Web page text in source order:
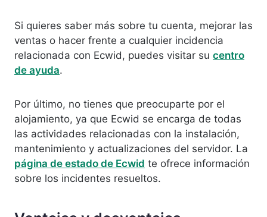
Si quieres saber más sobre tu cuenta, mejorar las
ventas o hacer frente a cualquier incidencia
relacionada con Ecwid, puedes visitar su centro
de ayuda.
Por último, no tienes que preocuparte por el
alojamiento, ya que Ecwid se encarga de todas
las actividades relacionadas con la instalación,
mantenimiento y actualizaciones del servidor. La
página de estado de Ecwid te ofrece información
sobre los incidentes resueltos.